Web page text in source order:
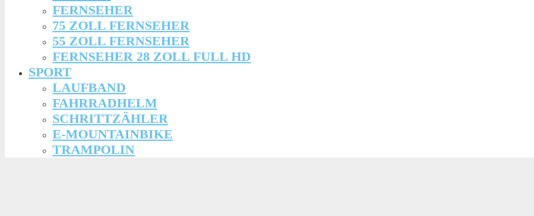
FERNSEHER
75 ZOLL FERNSEHER
55 ZOLL FERNSEHER
FERNSEHER 28 ZOLL FULL HD
SPORT
LAUFBAND
FAHRRADHELM
SCHRITTZÄHLER
E-MOUNTAINBIKE
TRAMPOLIN